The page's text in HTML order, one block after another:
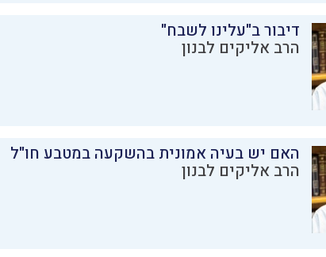
דיבור ב"עלינו לשבח"
הרב אליקים לבנון
האם יש בעיה אמונית בהשקעה במטבע חו"ל
הרב אליקים לבנון